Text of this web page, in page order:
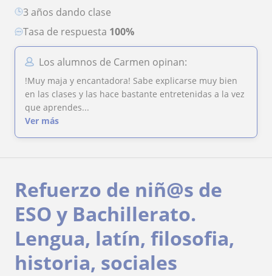
3 años dando clase
Tasa de respuesta 100%
Los alumnos de Carmen opinan:
!Muy maja y encantadora! Sabe explicarse muy bien
en las clases y las hace bastante entretenidas a la vez
que aprendes...
Ver más
Refuerzo de niñ@s de
ESO y Bachillerato.
Lengua, latín, filosofia,
historia, sociales